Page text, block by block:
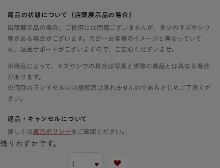
商品の状態について（店頭展示品の場合）
店頭展示品の場合、ご使用には問題ございませんが、多少のキズやシワ
等がある場合がございます。万が一お客様のイメージと異なっていて
も、返品サポートがございますので、ご安心くださいませ。
※商品によって、キズやシワの具合は写真と実際の商品とは異なる場合
があります。
※個別のランドセルの状態確認は承れませんのであらかじめご了承くだ
さい。
返品・キャンセルについて
詳しくは返品ポリシー をご確認ください。
残りわずかです。